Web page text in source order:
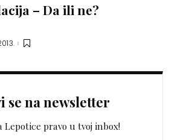
– Da ili ne?
se na newsletter
Lepotice pravo u tvoj inbox!